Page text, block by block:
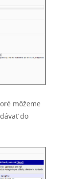
môžeme
do